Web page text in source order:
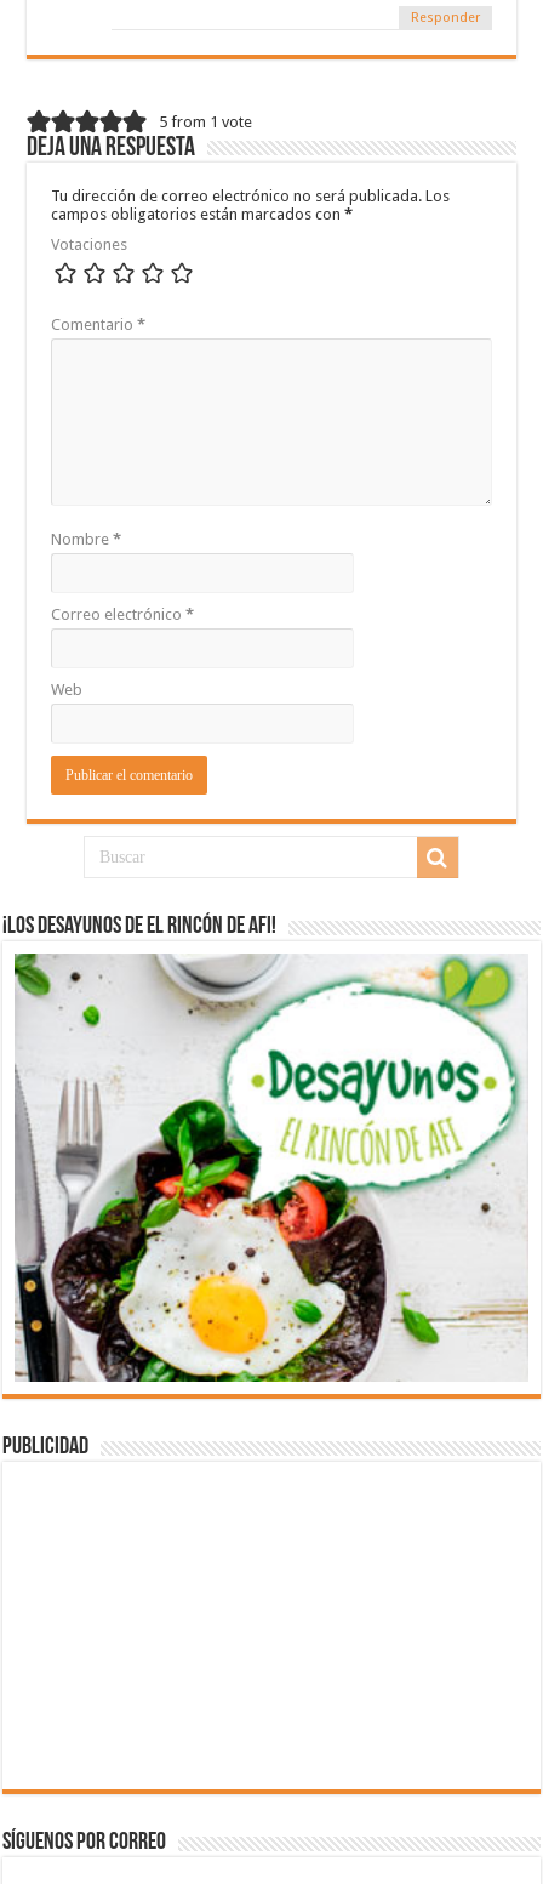
Responder
5 from 1 vote
Deja una respuesta
Tu dirección de correo electrónico no será publicada. Los
campos obligatorios están marcados con*
Votaciones
Comentario*
Nombre*
Correo electrónico*
Web
¡Los desayunos de El Rincón de Afi!
Publicidad
Síguenos por correo